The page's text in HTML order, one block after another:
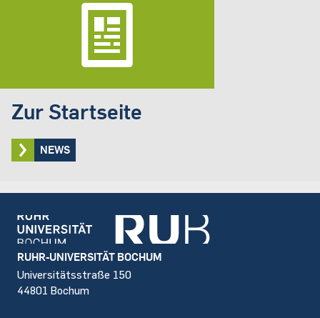
Zur Startseite
NEWS
Footer
RUHR-UNIVERSITÄT BOCHUM
Universitätsstraße 150
44801 Bochum